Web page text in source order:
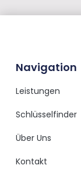
Navigation
Leistungen
Schlüsselfinder
Über Uns
Kontakt